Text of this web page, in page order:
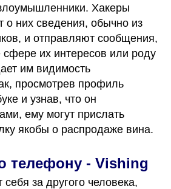
Хакеры
о них сведения, обычно из
и отправляют сообщения,
их интересов или роду
им видимость
просмотрев профиль
и узнав, что он
ему могут прислать
якобы о распродаже вина.
телефону - Vishing
за другого человека,